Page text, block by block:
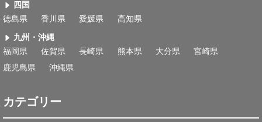
四国
徳島県
香川県 愛媛県 高知県
九州・沖縄
福岡県
佐賀県 長崎県 熊本県 大分県
宮崎県
鹿児島県
沖縄県
カテゴリー